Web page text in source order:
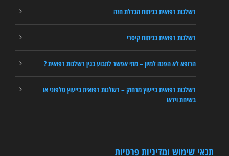
רשלנות רפואית בניתוח הגדלת חזה
רשלנות רפואית בניתוח קיסרי
הרופא לא הפנה למיון – מתי אפשר לתבוע בגין רשלנות רפואית ?
רשלנות רפואית בייעוץ מרחוק – רשלנות רפואית בייעוץ טלפוני או
בשיחת וידאו
תנאי שימוש ומדיניות פרטיות